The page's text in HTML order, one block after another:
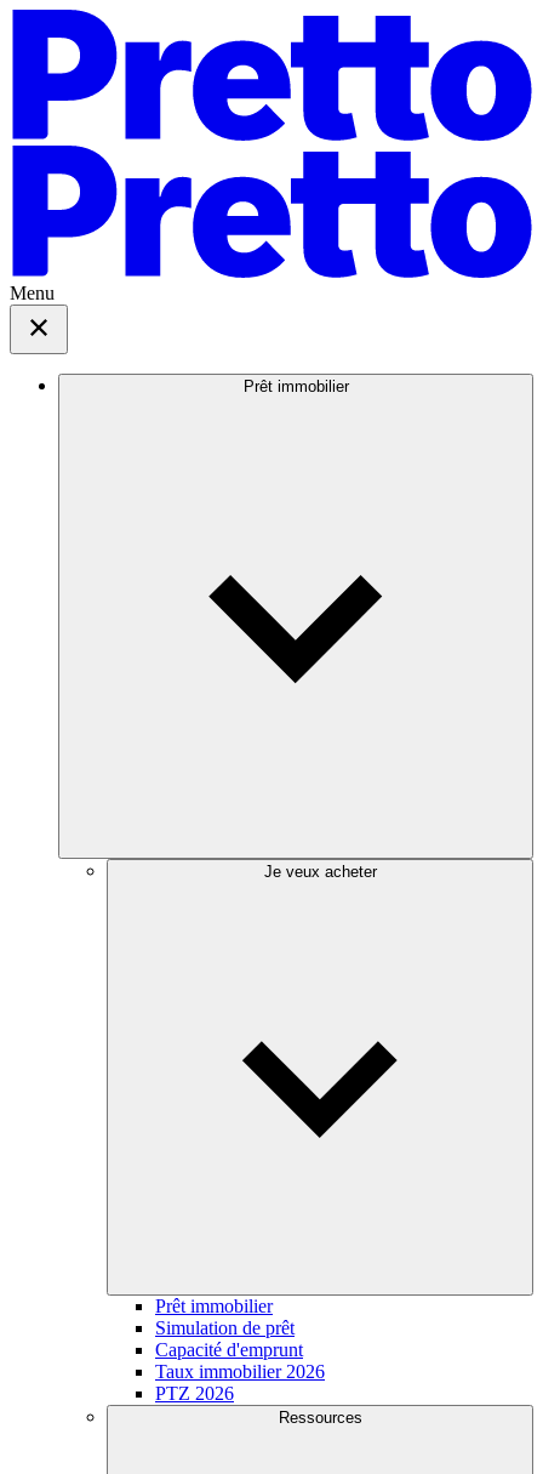
Menu
Prêt immobilier
Je veux acheter
Prêt immobilier
Simulation de prêt
Capacité d'emprunt
Taux immobilier 2026
PTZ 2026
Ressources